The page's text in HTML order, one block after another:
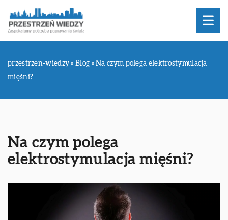
przestrzen-wiedzy »Blog »Na czym polega elektrostymulacja
mięśni?
Na czym polega
elektrostymulacja mięśni?